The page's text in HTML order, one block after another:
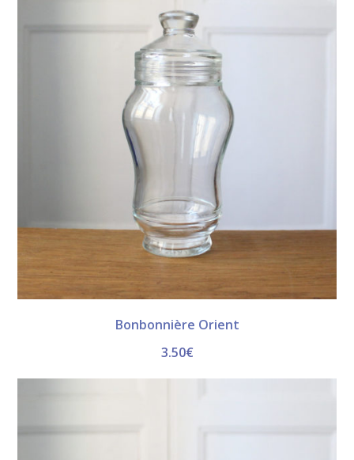
Bonbonnière Orient
3.50€